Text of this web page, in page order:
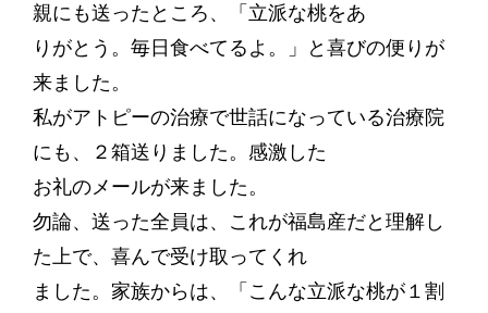
親にも送ったところ、「立派な桃をあ
りがとう。毎日食べてるよ。」と喜びの便りが
来ました。
私がアトピーの治療で世話になっている治療院
にも、２箱送りました。感激した
お礼のメールが来ました。
勿論、送った全員は、これが福島産だと理解し
た上で、喜んで受け取ってくれ
ました。家族からは、「こんな立派な桃が１割